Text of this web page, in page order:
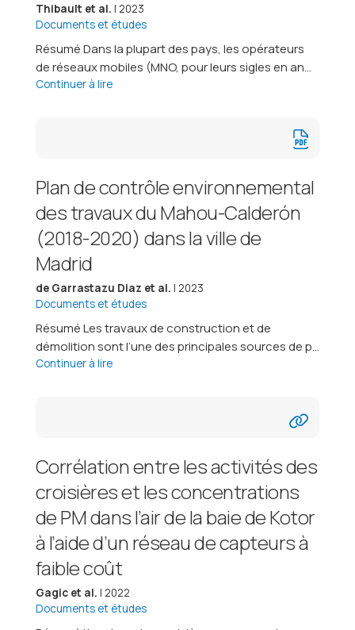
Thibault et al. | 2023
Documents et études
Résumé Dans la plupart des pays, les opérateurs
de réseaux mobiles (MNO, pour leurs sigles en an...
Continuer à lire
Plan de contrôle environnemental
des travaux du Mahou-Calderón
(2018-2020) dans la ville de
Madrid
de Garrastazu Diaz et al. | 2023
Documents et études
Résumé Les travaux de construction et de
démolition sont l’une des principales sources de p...
Continuer à lire
Corrélation entre les activités des
croisières et les concentrations
de PM dans l’air de la baie de Kotor
à l’aide d’un réseau de capteurs à
faible coût
Gagic et al. | 2022
Documents et études